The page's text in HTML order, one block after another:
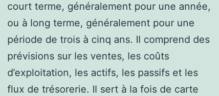
court terme, généralement pour une année,
ou à long terme, généralement pour une
période de trois à cinq ans. Il comprend des
prévisions sur les ventes, les coûts
d’exploitation, les actifs, les passifs et les
flux de trésorerie. Il sert à la fois de carte